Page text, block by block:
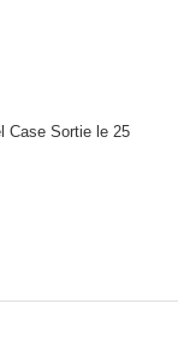
Case Sortie le 25